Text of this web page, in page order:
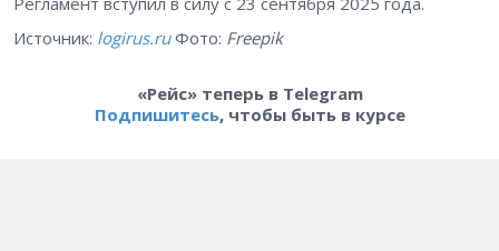
Источник: logirus.ruФото: Freepik
«Рейс» теперь в Telegram
Подпишитесь, чтобы быть в курсе